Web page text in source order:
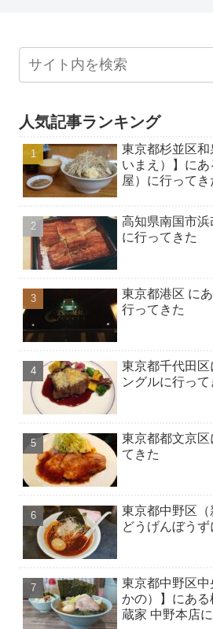
人気記事ランキング
東京都杉並区
いまえ）】に
屋）に行ってき
高知県南国市
に行ってきた
東京都港区 に
行ってきた
東京都千代田
ングルに行って
東京都都文京
てきた
東京都中野区
どうげんぼう
東京都中野区
かの）】にあ
蔵家 中野本店